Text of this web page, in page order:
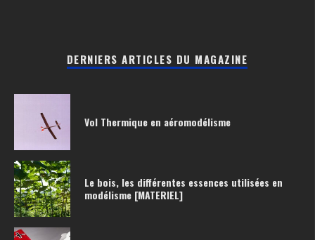
DERNIERS ARTICLES DU MAGAZINE
Vol Thermique en aéromodélisme
Le bois, les différentes essences utilisées en
modélisme [MATERIEL]